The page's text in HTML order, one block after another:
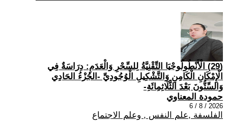
(29) الْأَنْطُولُوجْيَا التِّقْنِيَّةُ لِلسِّحْرِ وَالْعَدَمِ: دِرَاسَةٌ فِي
الْإِمْكَانِ الْكَامِنِ وَالتَّشْكِيلِ الْوُجُودِيِّ -الجُزْءُ الحَادِي
وَالسِّتُّونَ بَعْدَ الثَّلَاثِمِائَةِ-
حمودة المعناوي
2026 / 8 / 6
الفلسفة ,علم النفس , وعلم الاجتماع